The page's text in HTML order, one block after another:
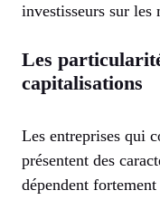
investisseurs sur les
Les
capitalisations
Les entreprises qui
présentent des
dépendent